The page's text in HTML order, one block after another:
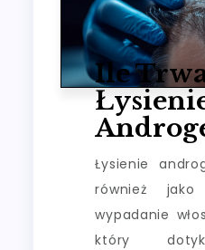
Ile
Łysienie
również jako
wypadanie
który